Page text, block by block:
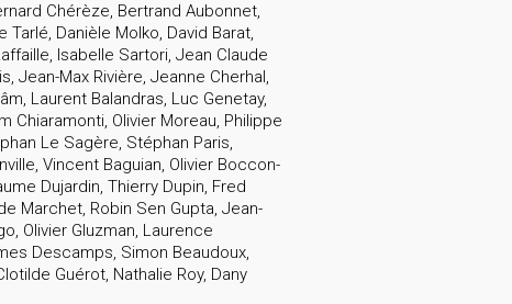
Chérèze, Bertrand Aubonnet,
Danièle Molko, David Barat,
Isabelle Sartori, Jean Claude
Jean-Max Rivière, Jeanne Cherhal,
Laurent Balandras, Luc Genetay,
Chiaramonti, Olivier Moreau, Philippe
Le Sagère, Stéphan Paris,
Vincent Baguian, Olivier Boccon-
Dujardin, Thierry Dupin, Fred
Marchet, Robin Sen Gupta, Jean-
Olivier Gluzman, Laurence
Descamps, Simon Beaudoux,
Guérot, Nathalie Roy, Dany